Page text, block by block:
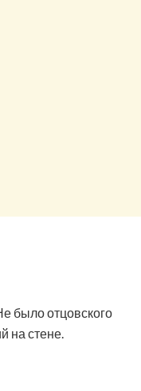
было отцовского
на стене.